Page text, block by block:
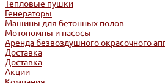
Тепловые пушки
Генераторы
Машины для бетонных полов
Мотопомпы и насосы
Аренда безвоздушного окрасочного
Доставка
Доставка
Акции